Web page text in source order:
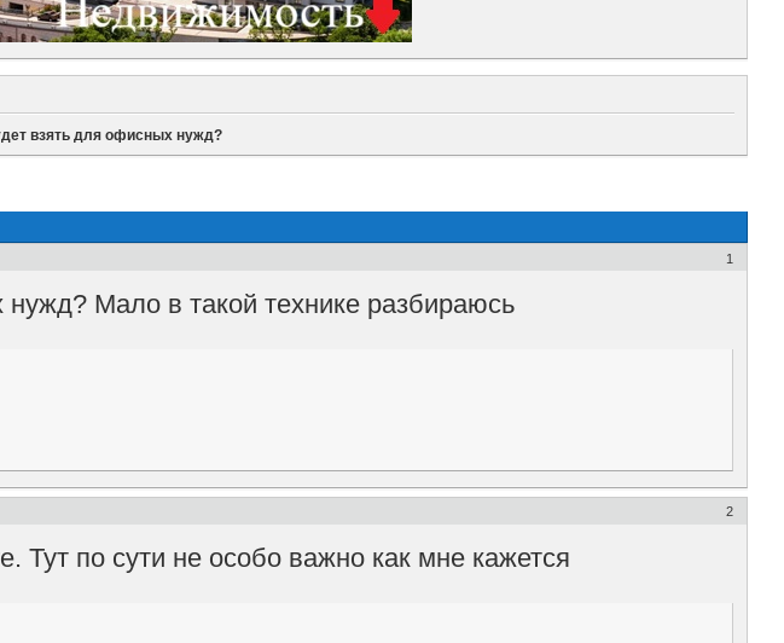
взять для офисных нужд?
1
Мало в такой технике разбираюсь
2
Тут по сути не особо важно как мне кажется